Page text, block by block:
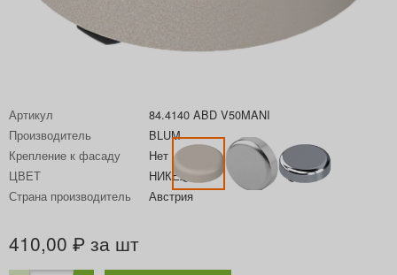
Артикул
84.4140 ABD V50MANI
Производитель
BLUM
Крепление к фасаду
Нет
ЦВЕТ
НИКЕЛЬ
Страна производитель
Австрия
410,00 ₽ за шт